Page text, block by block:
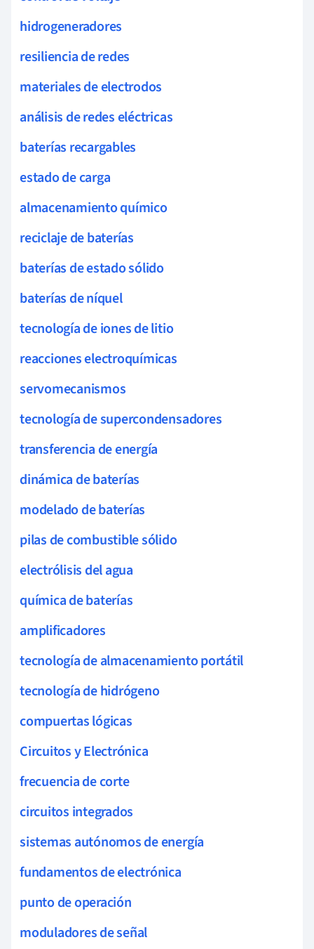
hidrogeneradores
resiliencia de redes
materiales de electrodos
análisis de redes eléctricas
baterías recargables
estado de carga
almacenamiento químico
reciclaje de baterías
baterías de estado sólido
baterías de níquel
tecnología de iones de litio
reacciones electroquímicas
servomecanismos
tecnología de supercondensadores
transferencia de energía
dinámica de baterías
modelado de baterías
pilas de combustible sólido
electrólisis del agua
química de baterías
amplificadores
tecnología de almacenamiento portátil
tecnología de hidrógeno
compuertas lógicas
Circuitos y Electrónica
frecuencia de corte
circuitos integrados
sistemas autónomos de energía
fundamentos de electrónica
punto de operación
moduladores de señal